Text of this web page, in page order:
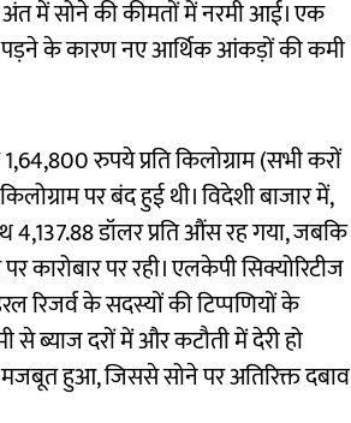
अंत में सोने की कीमतों में नरमी आई। एक
पड़ने के कारण नए आर्थिक आंकड़ों की कमी
रुपये प्रति किलोग्राम (सभी करों
पर बंद हुई थी। विदेशी बाजार में,
4,137.88 डॉलर प्रति औंस रह गया, जबकि
कारोबार पर रही। एलकेपी सिक्योरिटीज
रिजर्व के सदस्यों की टिप्पणियों के
ब्याज दरों में और कटौती में देरी हो
हुआ, जिससे सोने पर अतिरिक्त दबाव